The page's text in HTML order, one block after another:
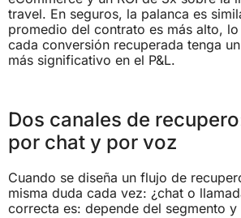
travel. En seguros, la palanca es
promedio del contrato es más alto,
cada conversión recuperada tenga
más significativo en el P&L.
Dos canales de
por chat y por voz
Cuando se diseña un flujo de
misma duda cada vez: ¿chat o
correcta es: depende del segmento